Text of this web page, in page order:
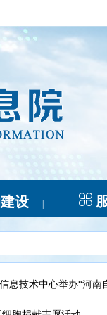
设
息技术中心举办“河南